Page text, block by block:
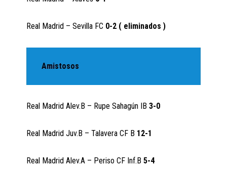
Real Madrid – Sevilla FC 0-2 ( eliminados )
Amistosos
Real Madrid Alev.B – Rupe Sahagún IB3-0
Real Madrid Juv.B – Talavera CF B 12-1
Real Madrid Alev.A – Periso CF Inf.B5-4